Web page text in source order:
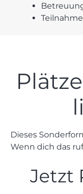
Dieses
Wenn dich das
Jetzt